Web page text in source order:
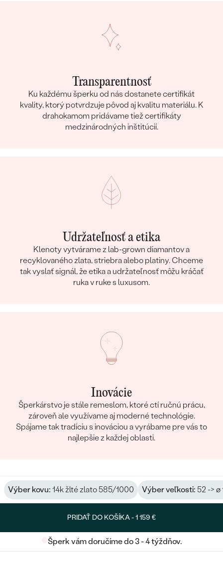
Transparentnosť
Ku každému šperku od nás dostanete certifikát
kvality, ktorý potvrdzuje pôvod aj kvalitu materiálu. K
drahokamom pridávame tiež certifikáty
medzinárodných inštitúcií.
Udržateľnosť a etika
Klenoty vytvárame z lab-grown diamantov a
recyklovaného zlata, striebra alebo platiny. Chceme
tak vyslať signál, že etika a udržateľnosť môžu kráčať
ruka v ruke s luxusom.
Inovácie
Šperkárstvo je stále remeslom, ktoré ctí ručnú prácu,
zároveň ale využívame aj moderné technológie.
Spájame tak tradíciu s inováciou a vyrábame pre vás to
najlepšie z každej oblasti.
Výber kovu: 14k žlté zlato 585/1000 Výber veľkosti: 52 -> ø
PRIDAŤ DO KOŠÍKA -1 159 €
Šperk vám doručíme do 3 - 4 týždňov.